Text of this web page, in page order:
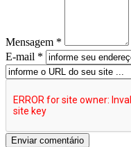
Mensagem *
E-mail *